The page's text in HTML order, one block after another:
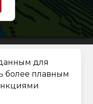
для
более плавным